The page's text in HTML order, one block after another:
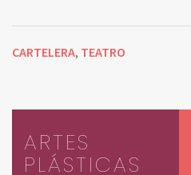
CARTELERA, TEATRO
ARTES
PLÁSTICAS